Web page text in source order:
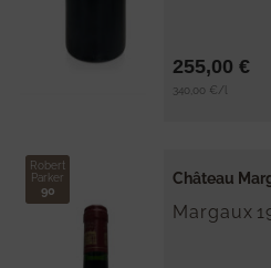
Stückpreis
340,00 € /
255,00 €
Robert
Parker
90
Château
Margaux